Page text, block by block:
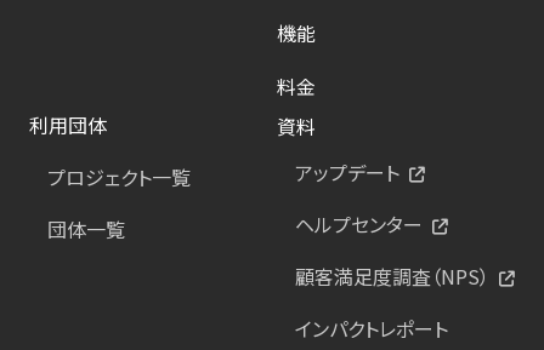
機能
料金
利用団体
プロジェクト一覧
団体一覧
資料
アップデート
ヘルプセンター
顧客満足度調査（NPS）
インパクトレポート